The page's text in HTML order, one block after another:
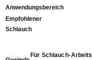
Anwendungsbereich
Empfohlener
Für Schlauch-